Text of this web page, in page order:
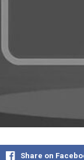
Share on